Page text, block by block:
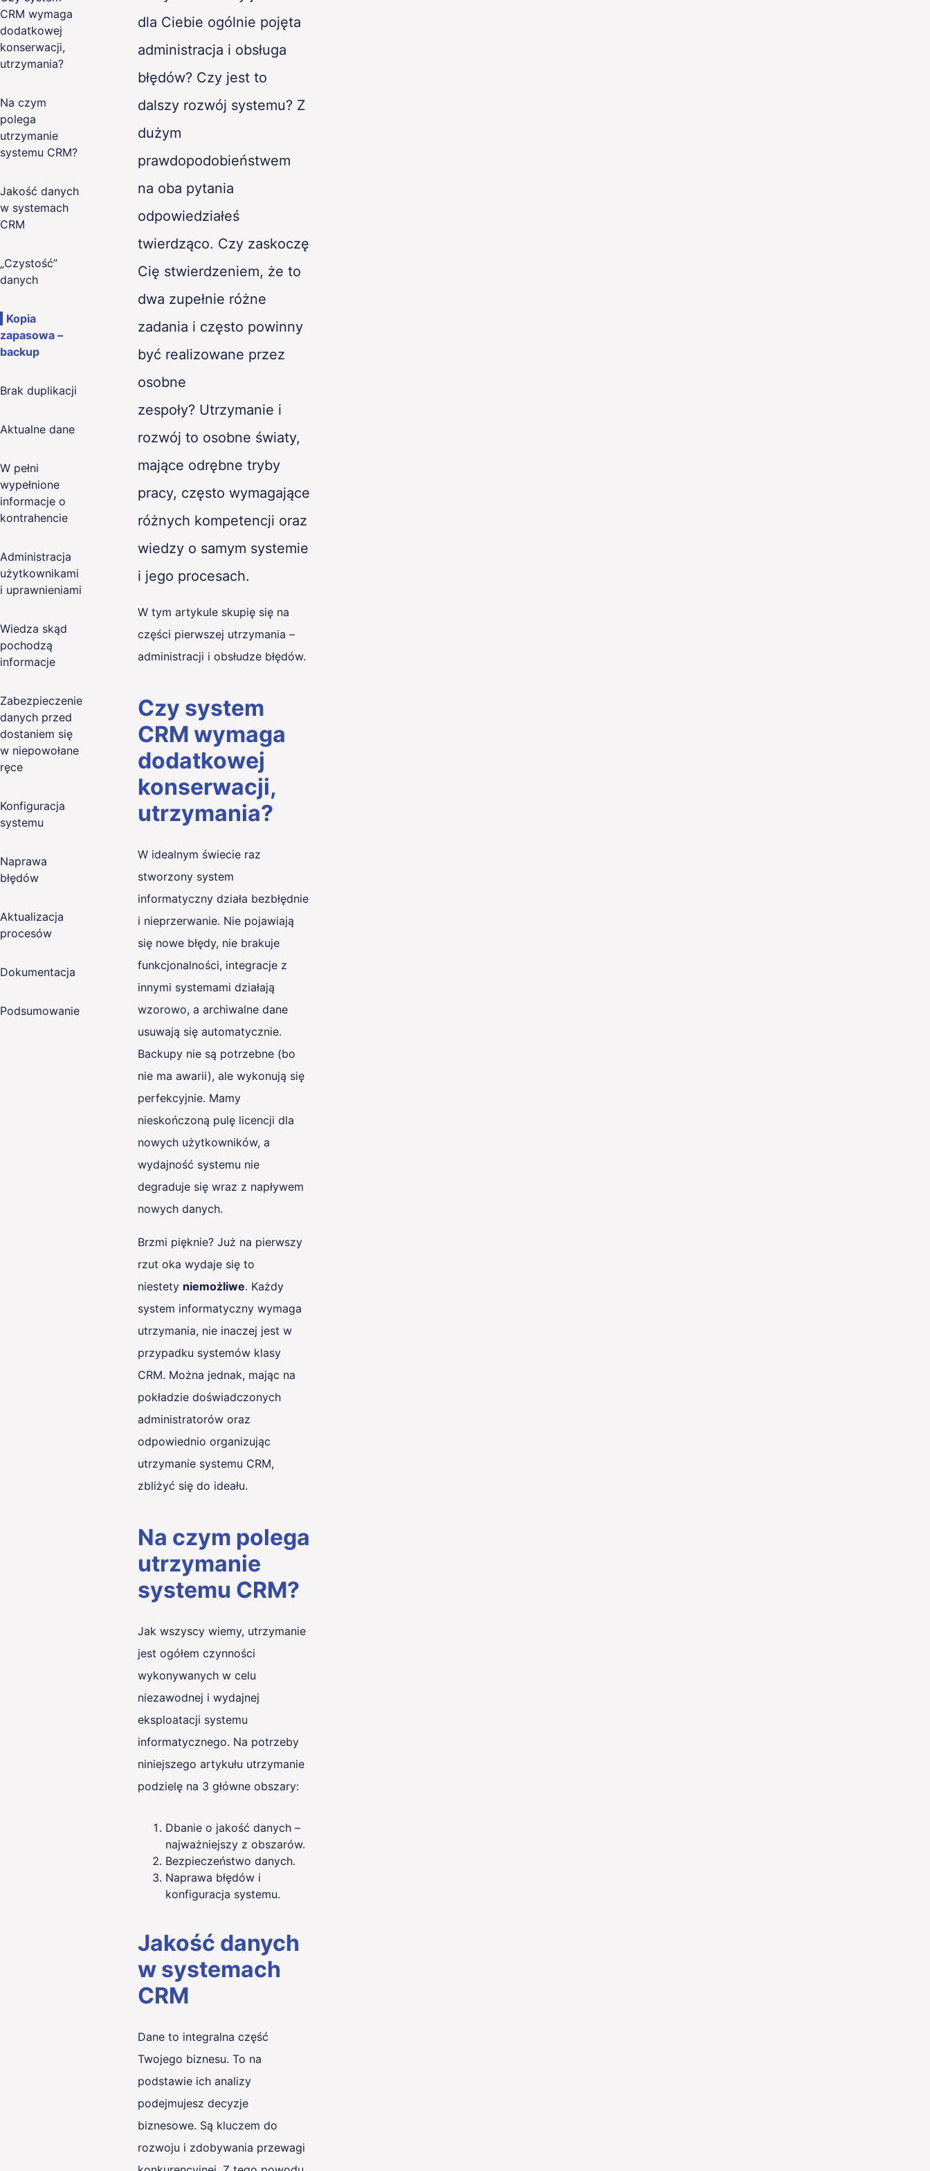
Quality
CRM wymaga
dodatkowej
konserwacji,
utrzymania?
Na czym
polega
utrzymanie
systemu CRM?
Jakość danych
w systemach
CRM
„Czystość”
danych
Kopia
zapasowa –
backup
Brak duplikacji
Aktualne dane
W pełni
wypełnione
informacje o
kontrahencie
Administracja
użytkownikami
i uprawnieniami
Wiedza skąd
pochodzą
informacje
Zabezpieczenie
danych przed
dostaniem się
w niepowołane
ręce
Konfiguracja
systemu
Naprawa
błędów
Aktualizacja
procesów
Dokumentacja
Podsumowanie
dla Ciebie ogólnie pojęta
administracja i obsługa
błędów? Czy jest to
dalszy rozwój systemu? Z
dużym
prawdopodobieństwem
na oba pytania
odpowiedziałeś
twierdząco. Czy zaskoczę
Cię stwierdzeniem, że to
dwa zupełnie różne
zadania i często powinny
być realizowane przez
osobne
zespoły? Utrzymanie i
rozwój to osobne światy,
mające odrębne tryby
pracy, często wymagające
różnych kompetencji oraz
wiedzy o samym systemie
i jego procesach.
W tym artykule skupię się na
części pierwszej utrzymania –
administracji i obsłudze błędów.
Czy system
CRM wymaga
dodatkowej
konserwacji,
utrzymania?
W idealnym świecie raz
stworzony system
informatyczny działa bezbłędnie
i nieprzerwanie. Nie pojawiają
się nowe błędy, nie brakuje
funkcjonalności, integracje z
innymi systemami działają
wzorowo, a archiwalne dane
usuwają się automatycznie.
Backupy nie są potrzebne (bo
nie ma awarii), ale wykonują się
perfekcyjnie. Mamy
nieskończoną pulę licencji dla
nowych użytkowników, a
wydajność systemu nie
degraduje się wraz z napływem
nowych danych.
Brzmi pięknie? Już na pierwszy
rzut oka wydaje się to
niestety niemożliwe. Każdy
system informatyczny wymaga
utrzymania, nie inaczej jest w
przypadku systemów klasy
CRM. Można jednak, mając na
pokładzie doświadczonych
administratorów oraz
odpowiednio organizując
utrzymanie systemu CRM,
zbliżyć się do ideału.
Na czym polega
utrzymanie
systemu CRM?
Jak wszyscy wiemy, utrzymanie
jest ogółem czynności
wykonywanych w celu
niezawodnej i wydajnej
eksploatacji systemu
informatycznego. Na potrzeby
niniejszego artykułu utrzymanie
podzielę na 3 główne obszary:
Dbanie o jakość danych –
najważniejszy z obszarów.
Bezpieczeństwo danych.
Naprawa błędów i
konfiguracja systemu.
Jakość danych
w systemach
CRM
Dane to integralna część
Twojego biznesu. To na
podstawie ich analizy
podejmujesz decyzje
biznesowe. Są kluczem do
rozwoju i zdobywania przewagi